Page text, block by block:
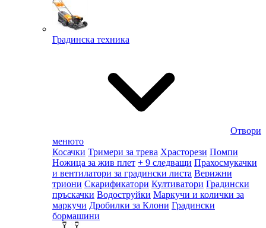
Градинска техника
Отвори
менюто
Косачки Тримери за трева Храсторези Помпи
Ножица за жив плет + 9 следващи Прахосмукачки
и вентилатори за градински листа Верижни
триони Скарификатори Култиватори Градински
пръскачки Водоструйки Маркучи и колички за
маркучи Дробилки за Клони Градински
бормашини